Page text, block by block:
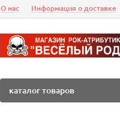
О нас Информация о доставке
каталог товаров